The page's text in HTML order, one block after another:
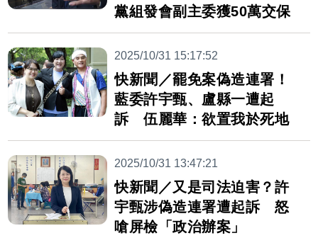
黨組發會副主委獲50萬交保
2025/10/31 15:17:52
快新聞／罷免案偽造連署！
藍委許宇甄、盧縣一遭起
訴 伍麗華：欲置我於死地
2025/10/31 13:47:21
快新聞／又是司法迫害？許
宇甄涉偽造連署遭起訴 怒
嗆屏檢「政治辦案」